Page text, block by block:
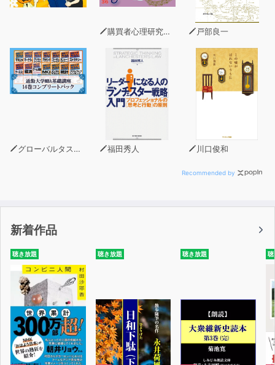
購買者心理研究所 株式会社モデンナ 顧問 青木幹和 戸部良一
グローバルタスクフォース(著) 福田秀人 川口俊和
Recommended by
新着作品
聴き放題 聴き放題 聴き放題 聴